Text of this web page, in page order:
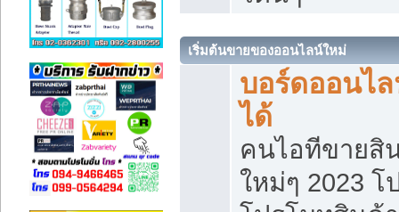
เริ่มต้นขายของออนไลน์ใหม่
บอร์ดออนไ
ได้
คนไอทีขายสิ
ใหม่ๆ 2023